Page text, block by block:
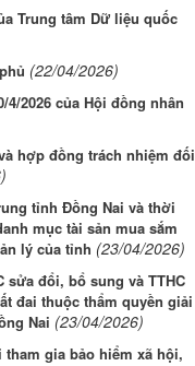
Trung tâm Dữ liệu quốc
(22/04/2026)
4/2026 của Hội đồng nhân
hợp đồng trách nhiệm đối
tỉnh Đồng Nai và thời
mục tài sản mua sắm
lý của tỉnh (23/04/2026)
sửa đổi, bổ sung và TTHC
đai thuộc thẩm quyền giải
Nai (23/04/2026)
gia bảo hiểm xã hội,